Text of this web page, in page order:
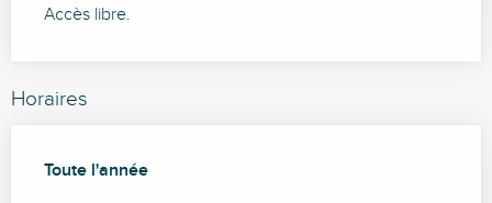
Accès libre.
Horaires
Toute l'année
Toute l'année